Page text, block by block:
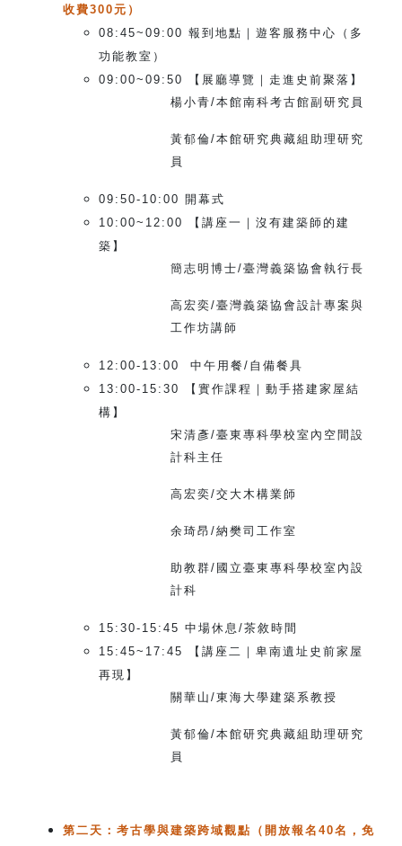
收費300元）
08:45~09:00 報到地點｜遊客服務中心（多
功能教室）
09:00~09:50
【展廳導覽｜走進史前聚落】
楊小青/本館南科考古館副研究員
黃郁倫/本館研究典藏組助理研究
員
09:50-10:00 開幕式
10:00~12:00
【講座一｜沒有建築師的建
築】
簡志明博士/臺灣義築協會執行長
高宏奕/臺灣義築協會設計專案與
工作坊講師
12:00-13:00 中午用餐/自備餐具
13:00-15:30
【實作課程｜動手搭建家屋結
構】
宋清彥/臺東專科學校室內空間設
計科主任
高宏奕/交大木構業師
余琦昂/納樊司工作室
助教群/國立臺東專科學校室內設
計科
15:30-15:45 中場休息/茶敘時間
15:45~17:45
【講座二｜卑南遺址史前家屋
再現】
關華山/東海大學建築系教授
黃郁倫/本館研究典藏組助理研究
員
第二天：考古學與建築跨域觀點（開放報名40名，免